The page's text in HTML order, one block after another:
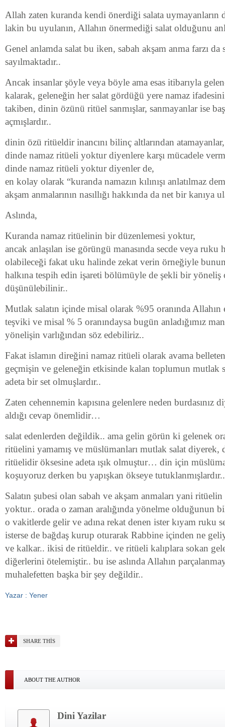
Allah zaten kuranda kendi önerdiği salata uymayanların
lakin bu uyulanın, Allahın önermediği salat olduğunu
Genel anlamda salat bu iken, sabah akşam anma farzı da
sayılmaktadır..
Ancak insanlar şöyle veya böyle ama esas itibarıyla
kalarak, geleneğin her salat gördüğü yere namaz ifadesini
takiben, dinin özünü ritüel sanmışlar, sanmayanlar ise
açmışlardır..
dinin özü ritüeldir inancını bilinç altlarından atamayanlar,
dinde namaz ritüeli yoktur diyenlere karşı mücadele
dinde namaz ritüeli yoktur diyenler de,
en kolay olarak “kuranda namazın kılınışı anlatılmaz
akşam anmalarının nasıllığı hakkında da net bir kanıya
Aslında,
Kuranda namaz ritüelinin bir düzenlemesi yoktur,
ancak anlaşılan ise görüngü manasında secde veya
olabileceği fakat uku halinde zekat verin örneğiyle
halkına tespih edin işareti bölümüyle de şekli bir yöneliş
düşünülebilinir..
Mutlak salatın içinde misal olarak %95 oranında Allahın
teşviki ve misal % 5 oranındaysa bugün anladığımız
yönelişin varlığından söz edebiliriz..
Fakat islamın direğini namaz ritüeli olarak avama
geçmişin ve geleneğin etkisinde kalan toplumun mutlak
adeta bir set olmuşlardır..
Zaten cehennemin kapısına gelenlere neden burdasınız
aldığı cevap önemlidir…
salat edenlerden değildik.. ama gelin görün ki gelenek
ritüelini yamamış ve müslümanları mutlak salat diyerek,
ritüelidir öksesine adeta ışık olmuştur… din için
koşuyoruz derken bu yapışkan ökseye tutuklanmışlardır..
Salatın şubesi olan sabah ve akşam anmaları yani
yoktur.. orada o zaman aralığında yönelme olduğunun
o vakitlerde gelir ve adına rekat denen ister kıyam ruku
isterse de bağdaş kurup oturarak Rabbine içinden ne
ve kalkar.. ikisi de ritüeldir.. ve ritüeli kalıplara sokan
diğerlerini ötelemiştir.. bu ise aslında Allahın
muhalefetten başka bir şey değildir..
Yazar : Yener
SHARE THIS
ABOUT THE AUTHOR
Dini Yazilar